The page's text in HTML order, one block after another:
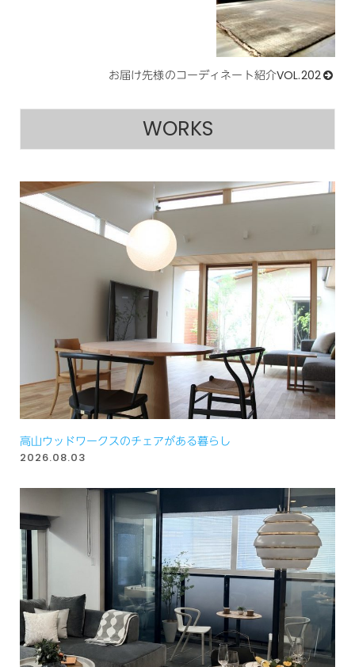
お届け先様のコーディネート紹介VOL.202
WORKS
高山ウッドワークスのチェアがある暮らし
2026.08.03